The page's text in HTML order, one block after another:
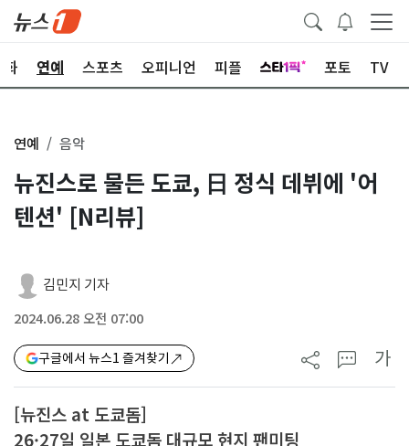
화 연예 스포츠 오피니언 피플 포토 TV
연예 음악
뉴진스로 물든 도쿄, 日 정식 데뷔에 '어
텐션' [N리뷰]
김민지 기자
2024.06.28 오전 07:00
구글에서 뉴스1 즐겨찾기 가
[뉴진스 at 도쿄돔]
26·27일 일본 도쿄돔 대규모 현지 팬미팅